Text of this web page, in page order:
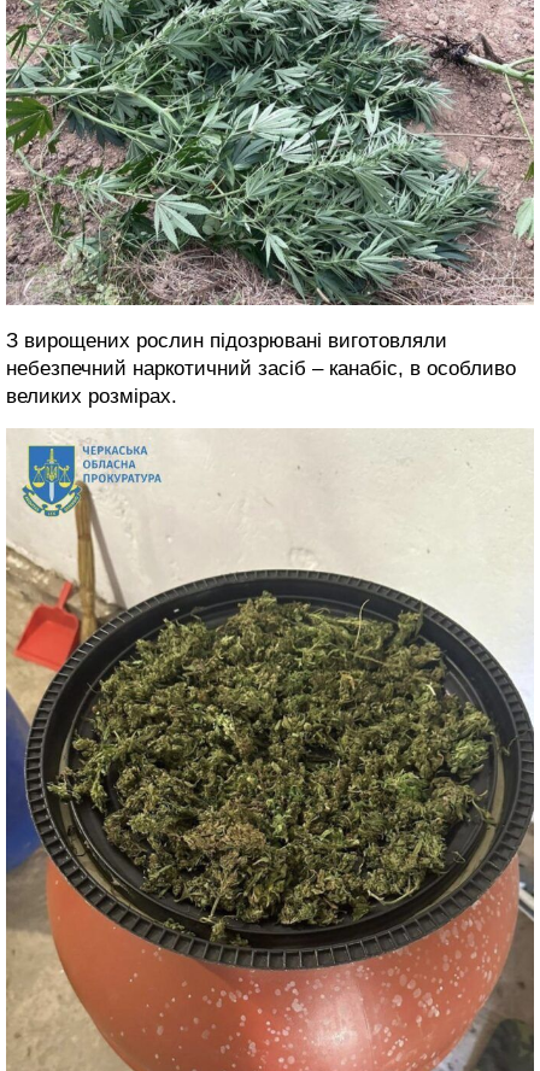
З вирощених рослин підозрювані виготовляли
небезпечний наркотичний засіб – канабіс, в особливо
великих розмірах.